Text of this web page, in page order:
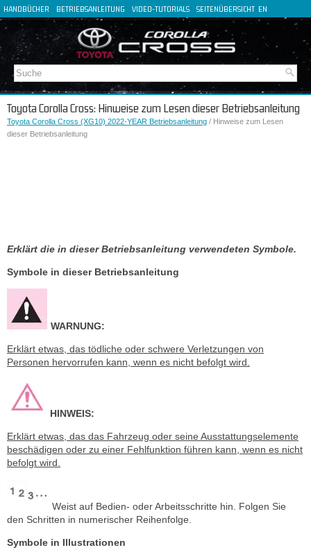
HANDBÜCHER BETRIEBSANLEITUNG VIDEO-TUTORIALS SEITENÜBERSICHT EN
FR
IT
Toyota Corolla Cross: Hinweise zum Lesen dieser Betriebsanleitung
Toyota Corolla Cross (XG10) 2022-YEAR Betriebsanleitung / Hinweise zum Lesen
dieser Betriebsanleitung
Erklärt die in dieser Betriebsanleitung verwendeten Symbole.
Symbole in dieser Betriebsanleitung
WARNUNG:
Erklärt etwas, das tödliche oder schwere Verletzungen von
Personen hervorrufen kann, wenn es nicht befolgt wird.
HINWEIS:
Erklärt etwas, das das Fahrzeug oder seine Ausstattungselemente
beschädigen oder zu einer Fehlfunktion führen kann, wenn es nicht
befolgt wird.
Weist auf Bedien- oder Arbeitsschritte hin. Folgen Sie
den Schritten in numerischer Reihenfolge.
Symbole in Illustrationen